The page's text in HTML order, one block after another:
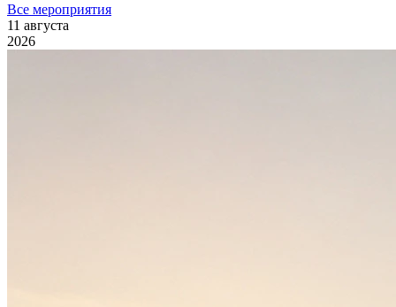
Все мероприятия
11 августа
2026